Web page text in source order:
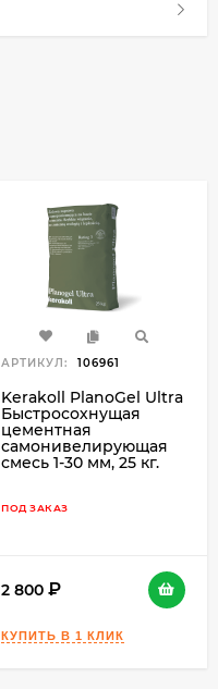
АРТИКУЛ: 106961
Kerakoll PlanoGel Ultra
Быстросохнущая
цементная
самонивелирующая
смесь 1-30 мм, 25 кг.
ПОД ЗАКАЗ
2 800